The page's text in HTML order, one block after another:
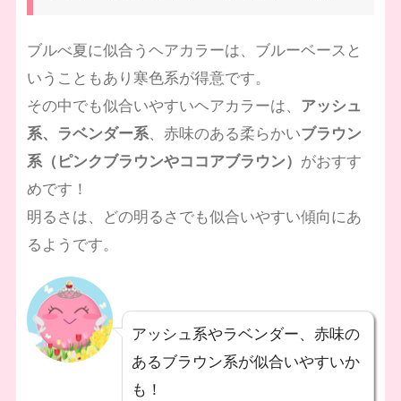
ブルべ夏に似合うヘアカラーは、ブルーベースと
いうこともあり寒色系が得意です。
その中でも似合いやすいヘアカラーは、 アッシュ
系、ラベンダー系、赤味のある柔らかいブラウン
系（ピンクブラウンやココアブラウン） がおすす
めです！
明るさは、どの明るさでも似合いやすい傾向にあ
るようです。
アッシュ系やラベンダー、赤味の
あるブラウン系が似合いやすいか
も！